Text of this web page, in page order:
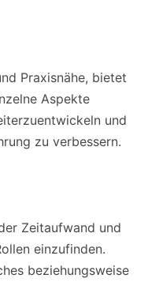
Praxisnähe, bietet
Aspekte
und
zu verbessern.
Zeitaufwand und
einzufinden.
beziehungsweise